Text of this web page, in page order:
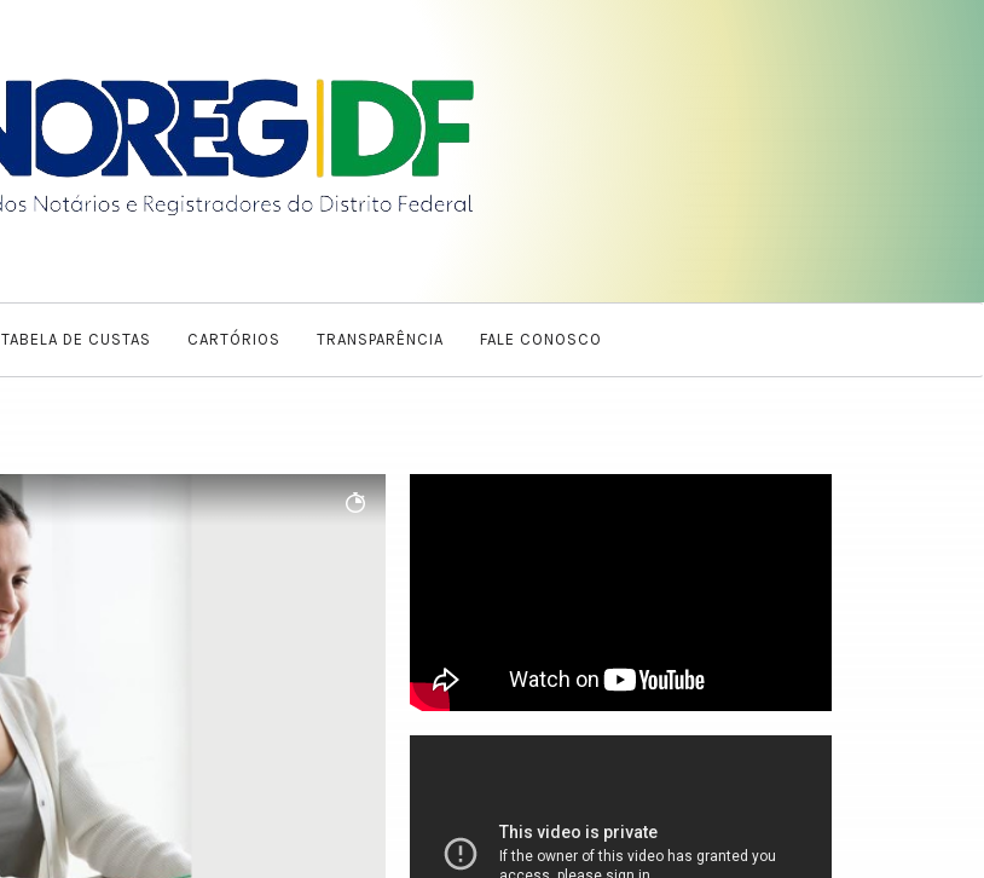
TABELA DE CUSTAS CARTÓRIOS TRANSPARÊNCIA FALE CONOSCO